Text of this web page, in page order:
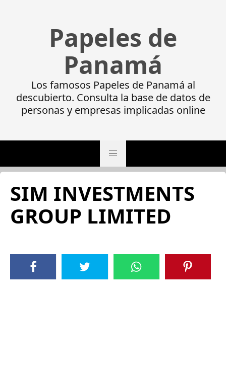
Papeles de
Panamá
Los famosos Papeles de Panamá al
descubierto. Consulta la base de datos de
personas y empresas implicadas online
SIM INVESTMENTS
GROUP LIMITED